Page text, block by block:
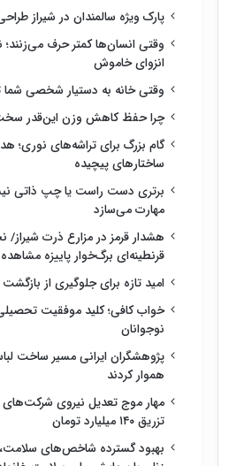
پارک ویژه سالمندان در شیراز
وقتی انسان‌ها کمتر حرف می‌زنند؛
انزوای خاموش
وقتی خانه به دستیار شخصی
چرا حفظ کاهش وزن این‌قدر
گام بزرگ برای تراشه‌های نوری؛
ساختارهای پیچیده
برتری دست راست یا چپ ذاتی
مهارت می‌سازد
هشدار قرمز در مزارع ذرت
قرنطینه‌ای برگ‌خوار پاییزه
امید تازه برای جلوگیری از
خواب کافی؛ کلید موفقیت
نوجوانان
پژوهشگران ایرانی مسیر ساخت
هموار کردند
مهار موج تعدیل نیروی
تزریق ۱۴۰ میلیارد تومان
بهبود گسترده شاخص‌های سلامت،